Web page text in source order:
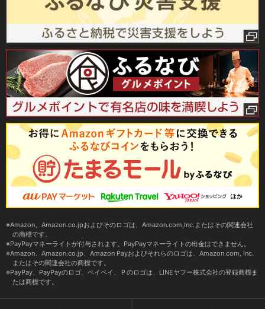
Amazon、Amazon.co.jpおよびそのロゴは、Amazon.com,Inc.またはその関連会社
の商標です。
PayPayマネーライトが付与されます。PayPayマネーライトの出金はできません。
Amazon、Amazon.co.jp、Amazon Payおよびそれらのロゴは、Amazon.com, Inc.
またはその関連会社の商標です。
PayPay、PayPayのロゴ、ペイペイ、Ｐのロゴは、LINEヤフー株式会社の登録商標ま
たは商標です。